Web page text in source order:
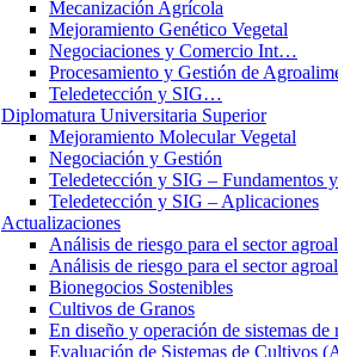
Mecanización Agrícola
Mejoramiento Genético Vegetal
Negociaciones y Comercio Int…
Procesamiento y Gestión de
Teledetección y SIG…
Diplomatura Universitaria Superior
Mejoramiento Molecular Vegetal
Negociación y Gestión
Teledetección y SIG – Fundamentos
Teledetección y SIG – Aplicaciones
Actualizaciones
Análisis de riesgo para el sector
Análisis de riesgo para el sector
Bionegocios Sostenibles
Cultivos de Granos
En diseño y operación de sistemas de
Evaluación de Sistemas de Cultivos